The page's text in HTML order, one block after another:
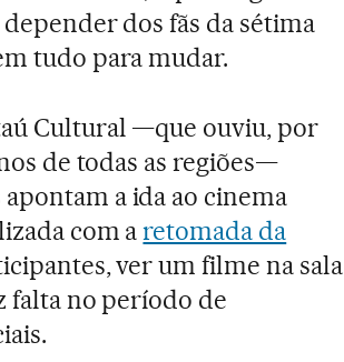
dos fãs da sétima
tudo para mudar.
Cultural —que ouviu, por
de todas as regiões—
a ida ao cinema
com aretomada da
ver um filme na sala
falta no período de